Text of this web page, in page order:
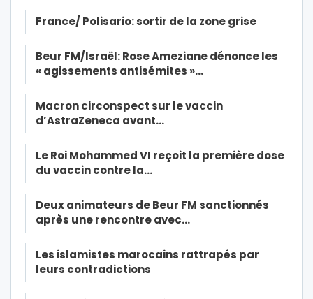
France/ Polisario: sortir de la zone grise
Beur FM/Israël: Rose Ameziane dénonce les
« agissements antisémites »…
Macron circonspect sur le vaccin
d’AstraZeneca avant…
Le Roi Mohammed VI reçoit la première dose
du vaccin contre la…
Deux animateurs de Beur FM sanctionnés
après une rencontre avec…
Les islamistes marocains rattrapés par
leurs contradictions